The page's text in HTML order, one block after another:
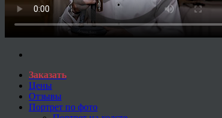
Заказать
Цены
Отзывы
Портрет по фото